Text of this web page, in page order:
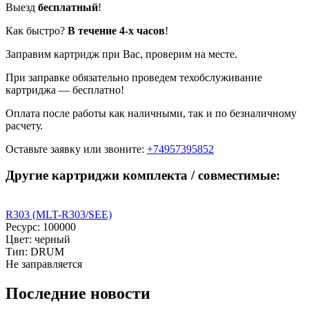
Выезд бесплатный!
Как быстро? В течение 4-х часов!
Заправим картридж при Вас, проверим на месте.
При заправке обязательно проведем техобслуживание
картриджа — бесплатно!
Оплата после работы как наличными, так и по безналичному
расчету.
Оставьте заявку или звоните: +74957395852
Другие картриджи комплекта / совместимые:
R303 (MLT-R303/SEE)
Ресурс: 100000
Цвет: черный
Тип: DRUM
Не заправляется
Последние новости